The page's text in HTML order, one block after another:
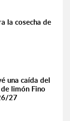
la cosecha de
una caída del
limón Fino
27